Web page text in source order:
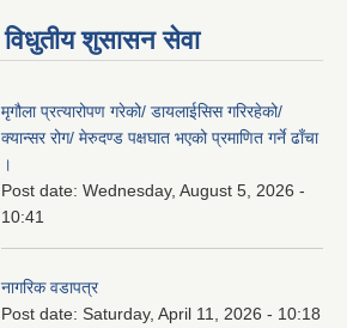
विधुतीय शुसासन सेवा
मृगौला प्रत्यारोपण गरेको/ डायलाईसिस गरिरहेको/
क्यान्सर रोग/ मेरुदण्ड पक्षघात भएको प्रमाणित गर्ने ढाँचा
।
Post date: Wednesday, August 5, 2026 -
10:41
नागरिक वडापत्र
Post date: Saturday, April 11, 2026 - 10:18